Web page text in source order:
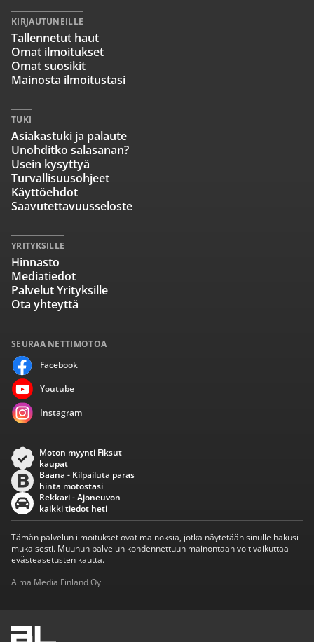
SEURAA NETTIMOTOA
Facebook
Youtube
Instagram
KIRJAUTUNEILLE
Tallennetut haut
Omat ilmoitukset
Omat suosikit
Mainosta ilmoitustasi
TUKI
Asiakastuki ja palaute
Unohditko salasanan?
Usein kysyttyä
Turvallisuusohjeet
Käyttöehdot
Saavutettavuusseloste
YRITYKSILLE
Hinnasto
Mediatiedot
Palvelut Yrityksille
Ota yhteyttä
Moton myynti Fiksut
kaupat
Baana - Kilpailuta paras
hinta motostasi
Rekkari - Ajoneuvon
kaikki tiedot heti
Tämän palvelun ilmoitukset ovat mainoksia, jotka näytetään sinulle hakusi
mukaisesti. Muuhun palvelun kohdennettuun mainontaan voit vaikuttaa
evästeasetusten kautta.
Alma Media Finland Oy